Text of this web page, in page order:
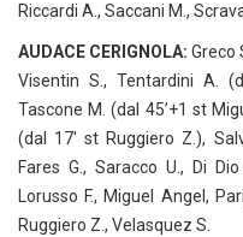
Riccardi A., Saccani M.,
AUDACE CERIGNOLA: Greco
Visentin S., Tentardini A.
Tascone M. (dal 45’+1 st
(dal 17′ st Ruggiero Z.),
Fares G., Saracco U., Di
Lorusso F., Miguel Angel,
Ruggiero Z., Velasquez S.